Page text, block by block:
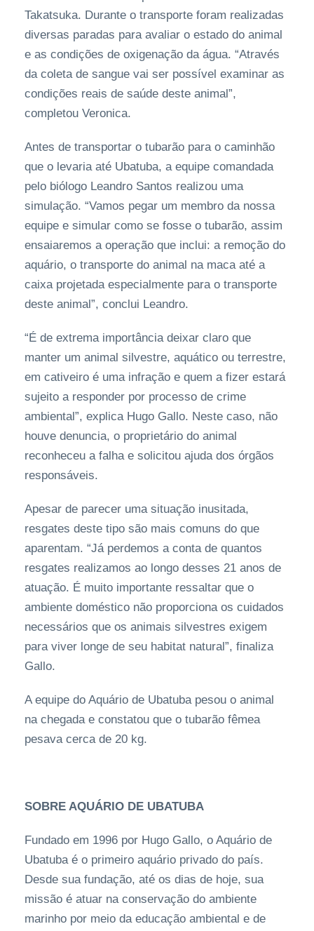
Takatsuka. Durante o transporte foram realizadas
diversas paradas para avaliar o estado do animal
e as condições de oxigenação da água. “Através
da coleta de sangue vai ser possível examinar as
condições reais de saúde deste animal”,
completou Veronica.
Antes de transportar o tubarão para o caminhão
que o levaria até Ubatuba, a equipe comandada
pelo biólogo Leandro Santos realizou uma
simulação. “Vamos pegar um membro da nossa
equipe e simular como se fosse o tubarão, assim
ensaiaremos a operação que inclui: a remoção do
aquário, o transporte do animal na maca até a
caixa projetada especialmente para o transporte
deste animal”, conclui Leandro.
“É de extrema importância deixar claro que
manter um animal silvestre, aquático ou terrestre,
em cativeiro é uma infração e quem a fizer estará
sujeito a responder por processo de crime
ambiental”, explica Hugo Gallo. Neste caso, não
houve denuncia, o proprietário do animal
reconheceu a falha e solicitou ajuda dos órgãos
responsáveis.
Apesar de parecer uma situação inusitada,
resgates deste tipo são mais comuns do que
aparentam. “Já perdemos a conta de quantos
resgates realizamos ao longo desses 21 anos de
atuação. É muito importante ressaltar que o
ambiente doméstico não proporciona os cuidados
necessários que os animais silvestres exigem
para viver longe de seu habitat natural”, finaliza
Gallo.
A equipe do Aquário de Ubatuba pesou o animal
na chegada e constatou que o tubarão fêmea
pesava cerca de 20 kg.
SOBRE AQUÁRIO DE UBATUBA
Fundado em 1996 por Hugo Gallo, o Aquário de
Ubatuba é o primeiro aquário privado do país.
Desde sua fundação, até os dias de hoje, sua
missão é atuar na conservação do ambiente
marinho por meio da educação ambiental e de